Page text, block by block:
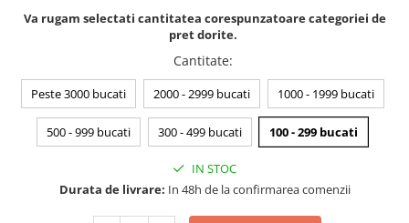
Ambalare cadouri
Hartie impachetat cadouri
Panglica satin
Panglica dublu satinata 6 mm
Panglica dublu satinata 9 mm
Panglica dublu satinata 10 mm
Panglica dublu satinata 16 mm
Hartie copiator alba si colorata
Va rugam selectati cantitatea corespunzatoare categoriei de
pret dorite.
Cantitate:
Peste 3000 bucati 2000 - 2999 bucati 1000 - 1999 bucati
500 - 999 bucati 300 - 499 bucati 100 - 299 bucati
IN STOC
Durata de livrare: In 48h de la confirmarea comenzii